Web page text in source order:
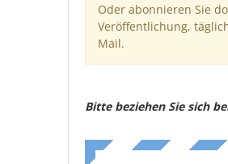
Oder abonnieren Sie
Veröffentlichung,
Mail.
Bitte beziehen Sie sich